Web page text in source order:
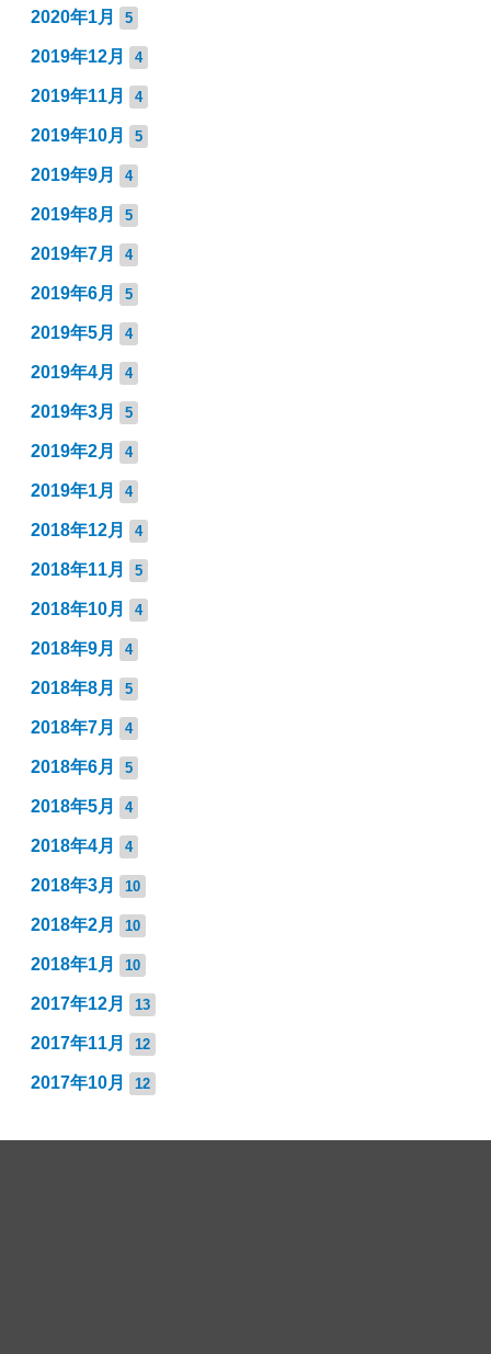
2020年1月 5
2019年12月 4
2019年11月 4
2019年10月 5
2019年9月 4
2019年8月 5
2019年7月 4
2019年6月 5
2019年5月 4
2019年4月 4
2019年3月 5
2019年2月 4
2019年1月 4
2018年12月 4
2018年11月 5
2018年10月 4
2018年9月 4
2018年8月 5
2018年7月 4
2018年6月 5
2018年5月 4
2018年4月 4
2018年3月 10
2018年2月 10
2018年1月 10
2017年12月 13
2017年11月 12
2017年10月 12